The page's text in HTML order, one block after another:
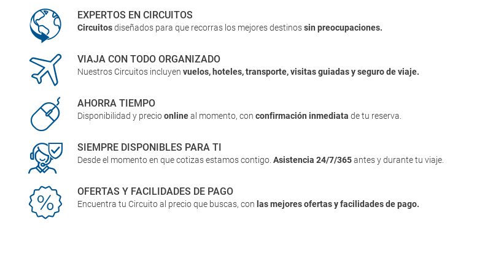
EXPERTOS EN CIRCUITOS
Circuitosdiseñados para que recorras los mejores destinossin preocupaciones.
VIAJA CON TODO ORGANIZADO
Nuestros Circuitos incluyenvuelos, hoteles, transporte, visitas guiadas y seguro de viaje.
AHORRA TIEMPO
Disponibilidad y precioonlineal momento, conconfirmación inmediatade tu reserva.
SIEMPRE DISPONIBLES PARA TI
Desde el momento en que cotizas estamos contigo.Asistencia 24/7/365antes y durante tu viaje.
OFERTAS Y FACILIDADES DE PAGO
Encuentra tu Circuito al precio que buscas, con las mejores ofertas y facilidades de pago.